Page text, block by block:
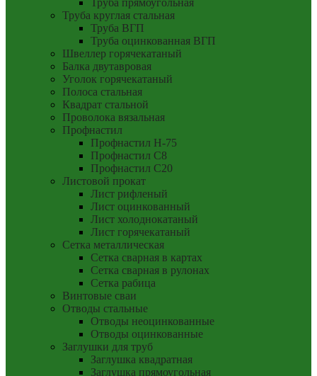
Труба прямоугольная
Труба круглая стальная
Труба ВГП
Труба оцинкованная ВГП
Швеллер горячекатаный
Балка двутавровая
Уголок горячекатаный
Полоса стальная
Квадрат стальной
Проволока вязальная
Профнастил
Профнастил Н-75
Профнастил С8
Профнастил С20
Листовой прокат
Лист рифленый
Лист оцинкованный
Лист холоднокатаный
Лист горячекатаный
Сетка металлическая
Сетка сварная в картах
Сетка сварная в рулонах
Сетка рабица
Винтовые сваи
Отводы стальные
Отводы неоцинкованные
Отводы оцинкованные
Заглушки для труб
Заглушка квадратная
Заглушка прямоугольная